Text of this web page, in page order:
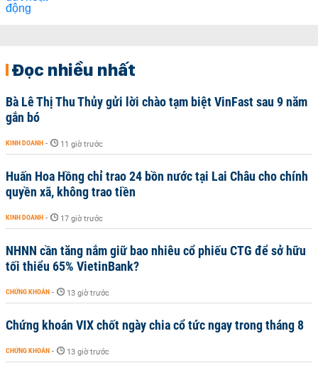
Đọc nhiều nhất
Bà Lê Thị Thu Thủy gửi lời chào tạm biệt VinFast sau 9 năm
gắn bó
KINH DOANH - 11 giờ trước
Huấn Hoa Hồng chỉ trao 24 bồn nước tại Lai Châu cho chính
quyền xã, không trao tiền
KINH DOANH - 17 giờ trước
NHNN cần tăng nắm giữ bao nhiêu cổ phiếu CTG để sở hữu
tối thiểu 65% VietinBank?
CHỨNG KHOÁN - 13 giờ trước
Chứng khoán VIX chốt ngày chia cổ tức ngay trong tháng 8
CHỨNG KHOÁN - 13 giờ trước